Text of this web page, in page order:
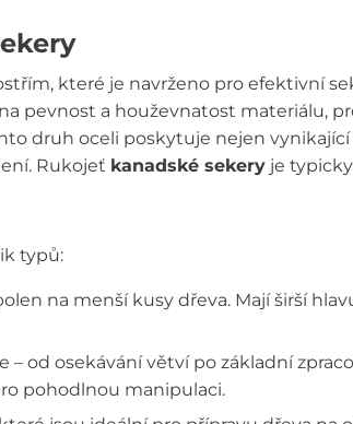
které je navrženo pro efektivní
pevnost a houževnatost materiálu,
druh oceli poskytuje nejen
Rukojeť kanadské sekery je
typů:
na menší kusy dřeva. Mají širší
– od osekávání větví po základní
pohodlnou manipulaci.